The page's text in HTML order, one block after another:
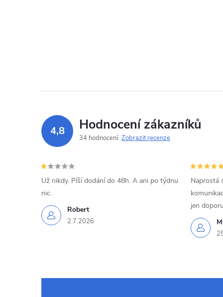
4,8 Hodnocení zákazníků
34 hodnocení Zobrazit recenze
Robert
2.7.2026
Už nikdy. Píší dodání do 48h. A ani po týdnu
nic.
Naprostá
jen